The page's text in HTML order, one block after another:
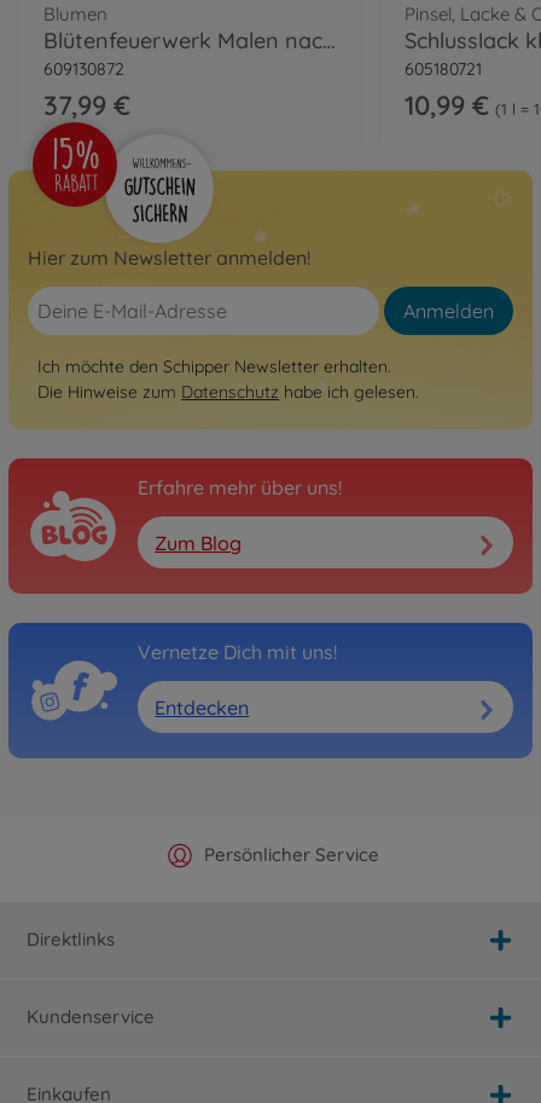
Blumen
Blütenfeuerwerk Malen nach Zahlen
609130872
37,99 €
Pinsel, Lacke &
Schlusslack
605180721
10,99 € 1 l =
Hier zum Newsletter anmelden!
Anmelden
Ich möchte den Schipper Newsletter erhalten.
Die Hinweise zum Datenschutz habe ich gelesen.
Erfahre mehr über uns!
Zum Blog
Vernetze Dich mit uns!
Entdecken
Offizieller Hersteller Shop
Persönlicher Service
Versandkostenfrei ab 25€
Schnelle Lieferung
Direktlinks
Kundenservice
Einkaufen